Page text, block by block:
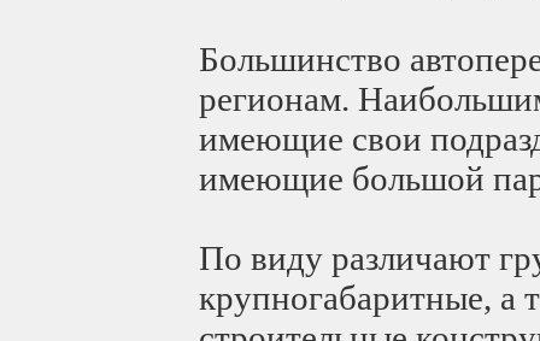
Большинство
регионам.
имеющие свои
имеющие большой
По виду различают
крупногабаритные, а